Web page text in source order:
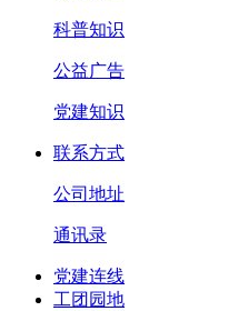
科普知识
公益广告
党建知识
联系方式
公司地址
通讯录
党建连线
工团园地